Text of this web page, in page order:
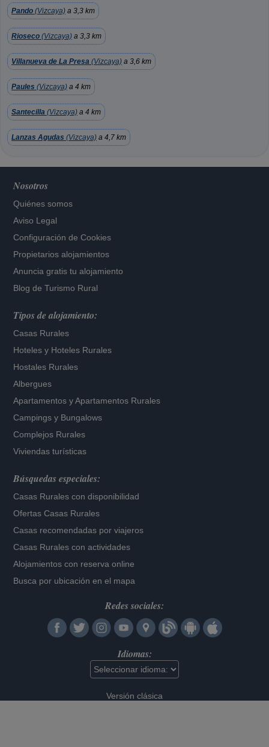
Pando (Vizcaya) a 3,3 km
Rioseco (Vizcaya) a 3,3 km
Villanueva de La Presa (Vizcaya) a 3,6 km
Paules (Vizcaya) a 4 km
Santecilla (Vizcaya) a 4 km
Lanzas Agudas (Vizcaya) a 4,7 km
Nosotros
Quiénes somos
Aviso Legal
Configuración de Cookies
Propietarios alojamientos
Anuncia gratis tu alojamiento
Blog de Turismo Rural
Tipos de alojamiento:
Casas Rurales
Hoteles y Hoteles Rurales
Hostales Rurales
Albergues
Apartamentos yApartamentos Rurales
Campings y Bungalows
Complejos Rurales
Viviendas turísticas
Búsquedas especiales:
Casas Rurales con disponibilidad
Ofertas Casas Rurales
Casas recomendadas por viajeros
Casas Rurales con actividades
Alojamientos con reserva online
Busca por ubicación en el mapa
Redes sociales:
Idiomas:
Versión clásica